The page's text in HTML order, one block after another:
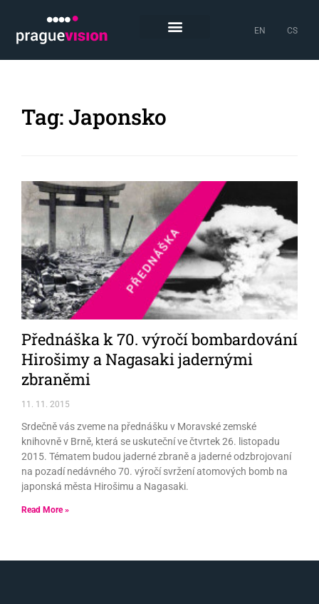
EN CS
Tag: Japonsko
Přednáška k 70. výročí bombardování
Hirošimy a Nagasaki jadernými
zbraněmi
11. 11. 2015
Srdečně vás zveme na přednášku v Moravské zemské
knihovně v Brně, která se uskuteční ve čtvrtek 26. listopadu
2015. Tématem budou jaderné zbraně a jaderné odzbrojovaní
na pozadí nedávného 70. výročí svržení atomových bomb na
japonská města Hirošimu a Nagasaki.
Read More »